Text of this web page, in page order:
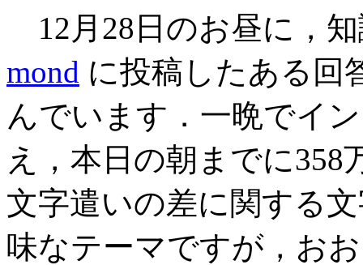
12月28日のお昼に，
mond に投稿したある回
んでいます．一晩でイ
え，本日の朝までに
文字遣いの差に関する
味なテーマですが，お